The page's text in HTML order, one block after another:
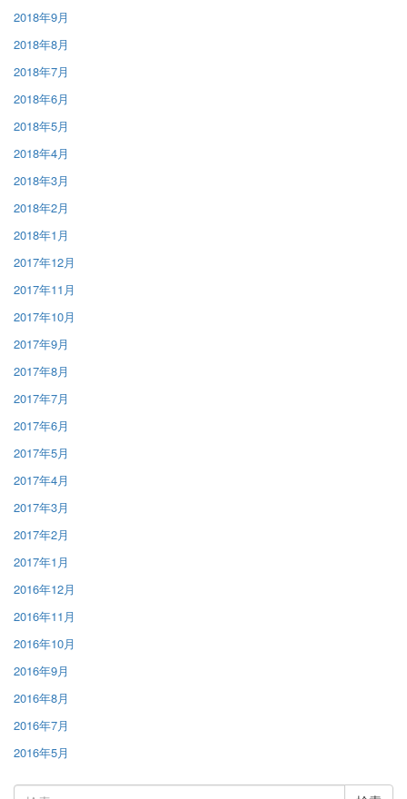
2018年9月
2018年8月
2018年7月
2018年6月
2018年5月
2018年4月
2018年3月
2018年2月
2018年1月
2017年12月
2017年11月
2017年10月
2017年9月
2017年8月
2017年7月
2017年6月
2017年5月
2017年4月
2017年3月
2017年2月
2017年1月
2016年12月
2016年11月
2016年10月
2016年9月
2016年8月
2016年7月
2016年5月